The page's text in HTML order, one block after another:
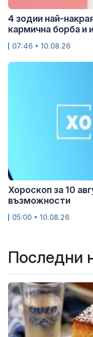
4 зодии най-
кармична борба и
07:46 • 10.08.26
Хороскоп за 10
възможности
05:00 • 10.08.26
Последни